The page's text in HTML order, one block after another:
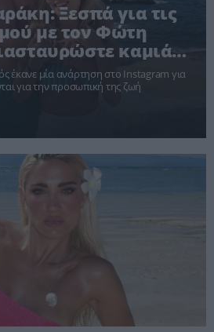
Ξεσπά για τις
με τον Φώτη
καμιά
έκανε μία ανάρτηση στο Instagram για
για την προσωπική της ζωή